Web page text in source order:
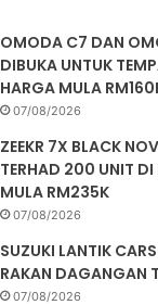
OMODA C7 DAN
DIBUKA UNTUK
HARGA MULA
07/08/2026
ZEEKR 7X BLACK
TERHAD 200 UNIT
MULA RM235K
07/08/2026
SUZUKI LANTIK
RAKAN DAGANGAN
07/08/2026